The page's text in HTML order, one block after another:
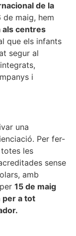
de la
de maig, hem
als centres
que els infants
segur al
i
una
Per fer-
les
sense
amb
15 de maig
per a tot